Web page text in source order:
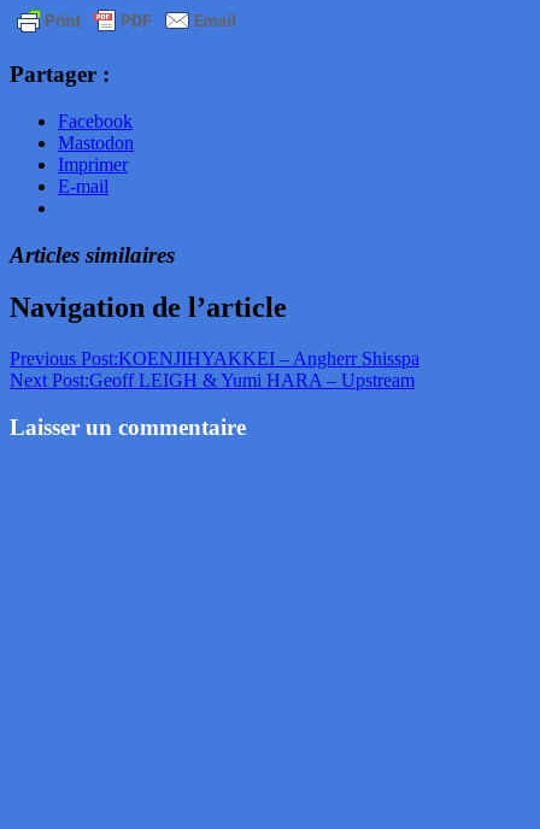
Partager :
Facebook
Mastodon
Imprimer
E-mail
Articles similaires
Navigation de l’article
Previous Post:KOENJIHYAKKEI – Angherr Shisspa
Next Post:Geoff LEIGH & Yumi HARA – Upstream
Laisser un commentaire